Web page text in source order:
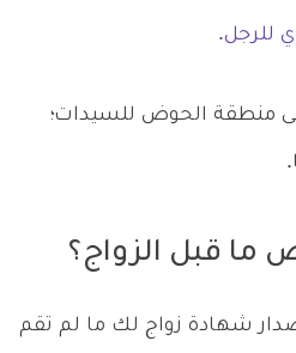
للرجل.
منطقة الحوض للسيدات؛
ما قبل الزواج؟
شهادة زواج لك ما لم تقم